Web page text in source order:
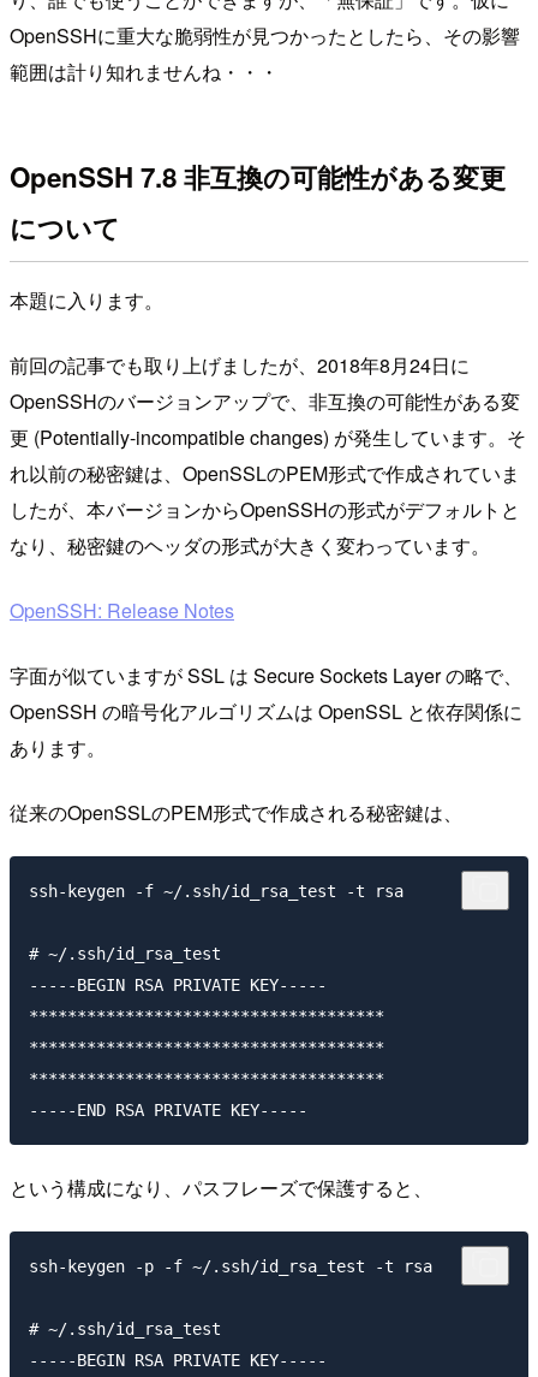
OpenSSHに重大な脆弱性が見つかったとしたら、その影響
範囲は計り知れませんね・・・
OpenSSH 7.8 非互換の可能性がある変更
について
本題に入ります。
前回の記事でも取り上げましたが、2018年8月24日に
OpenSSHのバージョンアップで、非互換の可能性がある変
更 (Potentially-incompatible changes) が発生しています。そ
れ以前の秘密鍵は、OpenSSLのPEM形式で作成されていま
したが、本バージョンからOpenSSHの形式がデフォルトと
なり、秘密鍵のヘッダの形式が大きく変わっています。
OpenSSH: Release Notes
字面が似ていますが SSL は Secure Sockets Layer の略で、
OpenSSH の暗号化アルゴリズムは OpenSSL と依存関係に
あります。
従来のOpenSSLのPEM形式で作成される秘密鍵は、
ssh-keygen -f ~/.ssh/id_rsa_test -t rsa
# ~/.ssh/id_rsa_test
-----BEGIN RSA PRIVATE KEY-----
*************************************
*************************************
*************************************
という構成になり、パスフレーズで保護すると、
ssh-keygen -p -f ~/.ssh/id_rsa_test -t rsa
# ~/.ssh/id_rsa_test
-----BEGIN RSA PRIVATE KEY-----